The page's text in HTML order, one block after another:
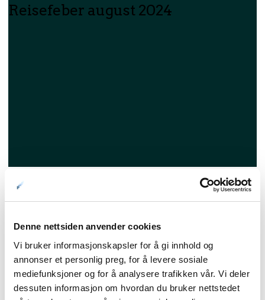
Denne nettsiden anvender cookies
Vi bruker informasjonskapsler for å gi innhold og
annonser et personlig preg, for å levere sosiale
mediefunksjoner og for å analysere trafikken vår. Vi deler
dessuten informasjon om hvordan du bruker nettstedet
Reisefeber august 2024
Kunnskapsbasen